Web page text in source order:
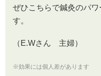
ぜひこちらで鍼灸のパ
す。
（E.Wさん 主婦）
※効果には個人差があります